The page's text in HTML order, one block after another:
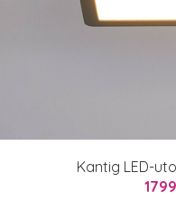
Kantig LED-